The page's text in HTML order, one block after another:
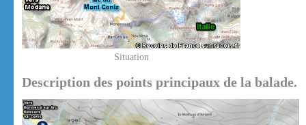
Situation
Description des points principaux de la balade.